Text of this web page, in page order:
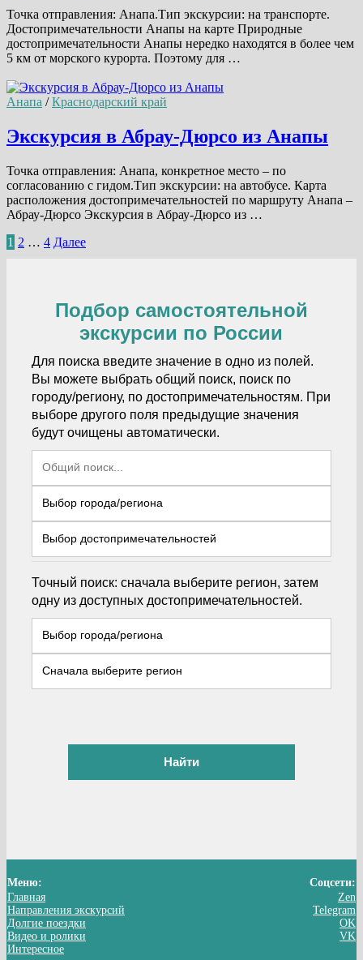
Точка отправления: Анапа.Тип экскурсии: на транспорте.
Достопримечательности Анапы на карте Природные
достопримечательности Анапы нередко находятся в более чем
5 км от морского курорта. Поэтому для …
Анапа /Краснодарский край
Экскурсия в Абрау-Дюрсо из Анапы
Точка отправления: Анапа, конкретное место – по
согласованию с гидом.Тип экскурсии: на автобусе. Карта
расположения достопримечательностей по маршруту Анапа –
Абрау-Дюрсо Экскурсия в Абрау-Дюрсо из …
Пагинация
1 2 … 4 Далее
Подбор самостоятельной
экскурсии по России
Для поиска введите значение в одно из полей.
Вы можете выбрать общий поиск, поиск по
городу/региону, по достопримечательностям. При
выборе другого поля предыдущие значения
будут очищены автоматически.
Точный поиск: сначала выберите регион, затем
одну из доступных достопримечательностей.
Найти
Меню:
Соцсети:
Главная
Направления экскурсий
Долгие поездки
Видео и ролики
Интересное
Zen
Telegram
OK
VK